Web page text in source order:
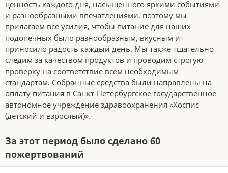
ценность каждого дня, насыщенного яркими событиями
и разнообразными впечатлениями, поэтому мы
прилагаем все усилия, чтобы питание для наших
подопечных было разнообразным, вкусным и
приносило радость каждый день. Мы также тщательно
следим за качеством продуктов и проводим строгую
проверку на соответствие всем необходимым
стандартам. Собранные средства были направлены на
оплату питания в Санкт-Петербургское государственное
автономное учреждение здравоохранения «Хоспис
(детский и взрослый)».
За этот период было сделано 60
пожертвований